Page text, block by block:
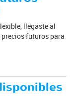
llegaste al
futuros para